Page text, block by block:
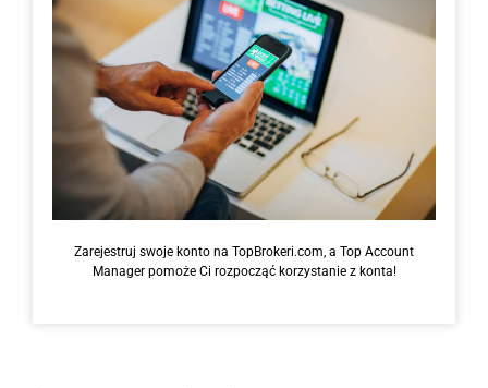
Zarejestruj swoje konto na TopBrokeri.com, a Top Account
Manager pomoże Ci rozpocząć korzystanie z konta!